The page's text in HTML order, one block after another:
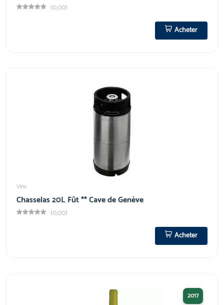
(0,00)
Acheter
Vins
Chasselas 20L Fût ** Cave de Genève
(0,00)
Acheter
2017